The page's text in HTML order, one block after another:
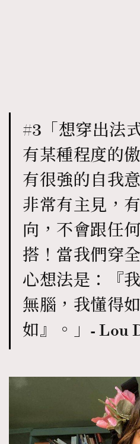
#3「想穿出法
有某種程度的
有很強的自我
非常有主見，
向，不會跟任
搭！當我們穿
心想法是：『
無腦，我懂得
如』。」- Lou